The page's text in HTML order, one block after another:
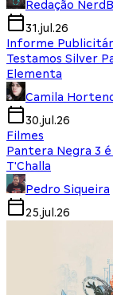
Redação
31.jul.26
Informe
Testamos Silver
Elementa
Camila
30.jul.26
Filmes
Pantera Negra 3
T'Challa
Pedro Siqueira
25.jul.26